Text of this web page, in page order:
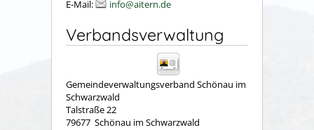
E-Mail:
info@aitern.de
Verbandsverwaltung
Gemeindeverwaltungsverband Schönau im
Schwarzwald
Talstraße 22
79677 Schönau im Schwarzwald